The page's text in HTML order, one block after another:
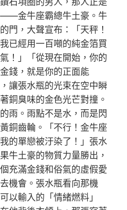
金牛座霸總牛土豪。牛
門，大聲宣布：「天秤！
已經用一百噸的純金箔買
！」「從現在開始，你的
錢，就是你的正面能
讓張水瓶的光束在空中瞬
銅臭味的金色光芒對撞。
雨。雨點不是水，而是閃
銅齒輪。「不行！金牛座
的單戀被汙染了！」張水
牛土豪的物質力量勝出，
充滿金錢和俗氣的虛假愛
機會。張水瓶看向那機
以輸入的「情緒燃料」